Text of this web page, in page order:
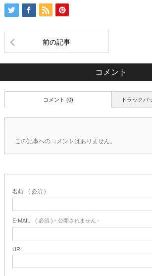
前の記事
コメント
トラックバ
コメント (0)
この記事へのコメントはありません。
名前 ( 必須 )
E-MAIL ( 必須 ) - 公開されません -
URL